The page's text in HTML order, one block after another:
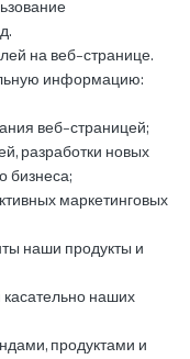
на веб-странице.
информацию:
веб-страницей;
разработки новых
бизнеса;
маркетинговых
наши продукты и
наших
продуктами и